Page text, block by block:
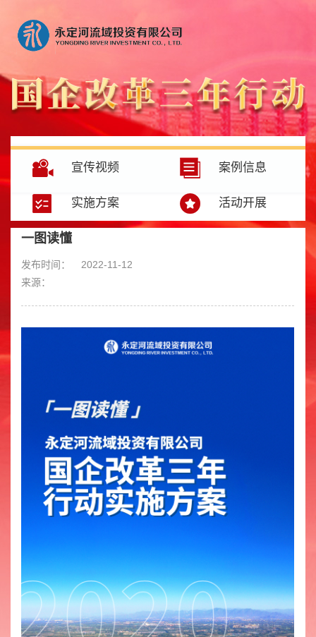
宣传视频 案例信息
实施方案 活动开展
一图读懂
发布时间：
2022-11-12
来源：